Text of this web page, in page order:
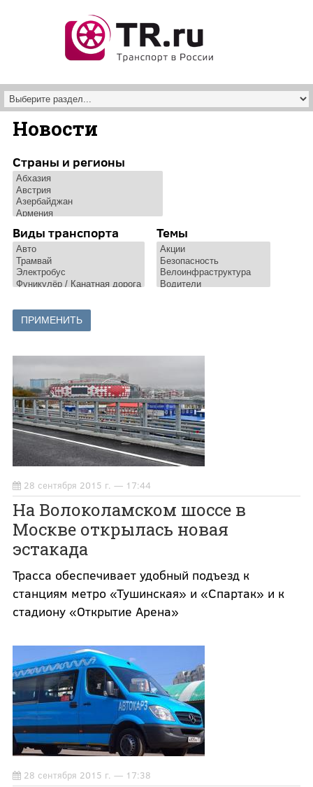
Новости
Страны и регионы
Виды транспорта Темы
28 сентября 2015 г. — 17:44
На Волоколамском шоссе в
Москве открылась новая
эстакада
Трасса обеспечивает удобный подъезд к
станциям метро «Тушинская» и «Спартак» и к
стадиону «Открытие Арена»
28 сентября 2015 г. — 17:38